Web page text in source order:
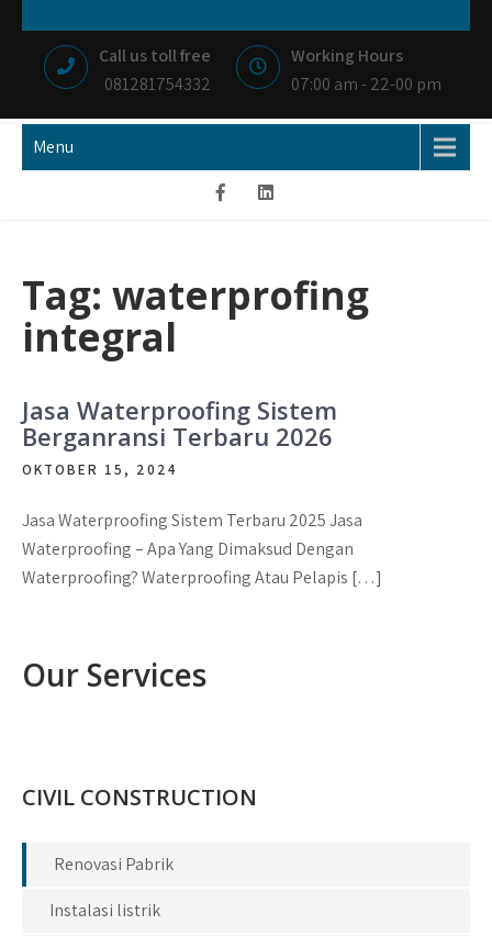
content
NIAGA BETON
MEMBANGUN NEGRI DENGAN IKHLAS HATI
Call us toll free
081281754332
Working Hours
07:00 am - 22-00 pm
Menu
Tag: waterprofing
integral
Jasa Waterproofing Sistem
Berganransi Terbaru 2026
OKTOBER 15, 2024
Jasa Waterproofing Sistem Terbaru 2025 Jasa
Waterproofing – Apa Yang Dimaksud Dengan
Waterproofing? Waterproofing Atau Pelapis […]
Our Services
CIVIL CONSTRUCTION
Renovasi Pabrik
Instalasi listrik